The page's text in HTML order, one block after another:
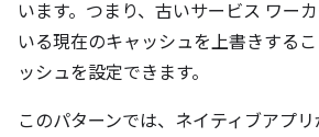
います。つまり、古いサービス ワー
いる現在のキャッシュを上書きする
ッシュを設定できます。
このパターンでは、ネイティブアプ